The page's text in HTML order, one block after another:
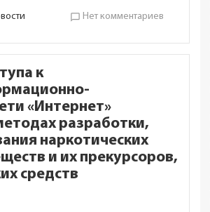
chat_bubble_outline Нет комментариев
к
«Интернет»
разработки,
наркотических
и их прекурсоров,
средств